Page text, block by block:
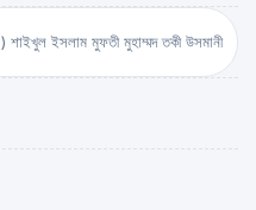
(شيخ الاسلام مفتي محمد تقي عثماني) শাইখুল ইসলাম মুফতী মুহাম্মদ তকী উসমানী